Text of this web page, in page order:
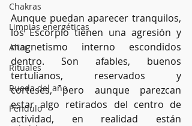
Chakras
Limpias energéticas
Altar
Rituales
Rueda del año
Péndulo
Aunque puedan aparecer tranquilos,
los Escorpio tienen una agresión y
magnetismo interno escondidos
dentro. Son afables, buenos
tertulianos, reservados y
corteses, pero aunque parezcan
estar algo retirados del centro de
actividad, en realidad están